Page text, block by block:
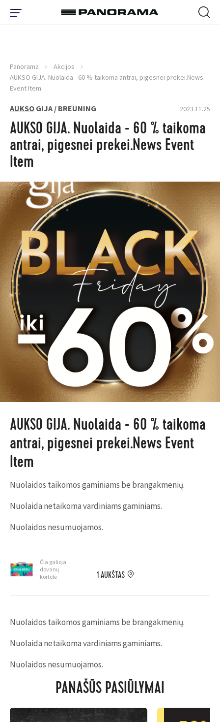
Panorama
Akcijos
AUKSO GIJA. Nuolaida - 60 % taikoma antrai, pigesnei prekei.News
Event Item
AUKSO GIJA / BREUNING 2023.11.25
AUKSO GIJA. Nuolaida - 60 % taikoma
antrai, pigesnei prekei.News Event
Item
AUKSO GIJA. Nuolaida - 60 % taikoma
antrai, pigesnei prekei.News Event
Item
Nuolaidos taikomos gaminiams be brangakmenių.
Nuolaida netaikoma vardiniams gaminiams.
Nuolaidos nesumuojamos.
Čia galioja
dovanų
kortelė
1 AUKŠTAS
Nuolaidos taikomos gaminiams be brangakmenių.
Nuolaida netaikoma vardiniams gaminiams.
Nuolaidos nesumuojamos.
PANAŠŪS PASIŪLYMAI